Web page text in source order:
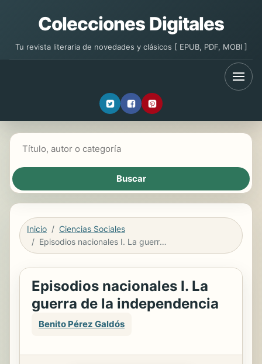
Colecciones Digitales
Tu revista literaria de novedades y clásicos [ EPUB, PDF, MOBI ]
Inicio
Ciencias Sociales
Episodios nacionales I. La guerra de la independencia
Episodios nacionales I. La
guerra de la independencia
Benito Pérez Galdós